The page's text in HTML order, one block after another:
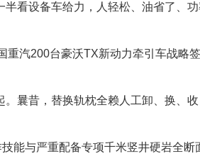
设备车给力，人轻松、油省了、功
汽200台豪沃TX新动力牵引车战略
昔，替换轨枕全赖人工卸、换、收
与严重配备专项千米竖井硬岩全断